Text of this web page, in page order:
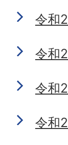
令和
令和
令和
令和